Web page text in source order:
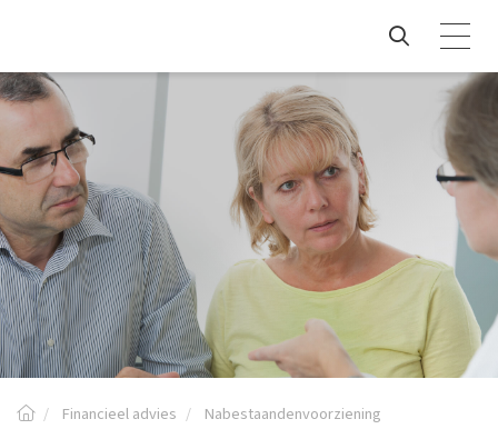
Financieel advies
Nabestaandenvoorziening